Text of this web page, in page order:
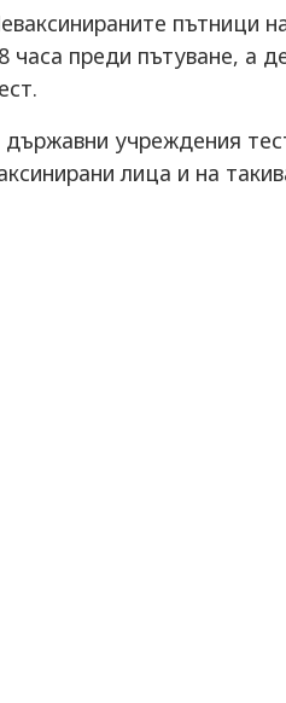
пътници
часа преди пътуване, а
държавни учреждения
лица и на